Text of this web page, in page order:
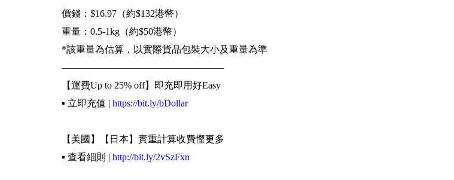
價錢：$16.97（約$132港幣）
重量：0.5-1kg（約$50港幣）
*該重量為估算，以實際貨品包裝大小及重量為準
—————————————————
【運費Up to 25% off】即充即用好Easy
▪️ 立即充值 | https://bit.ly/bDollar
【美國】【日本】實重計算收費慳更多
▪️ 查看細則 | http://bit.ly/2vSzFxn